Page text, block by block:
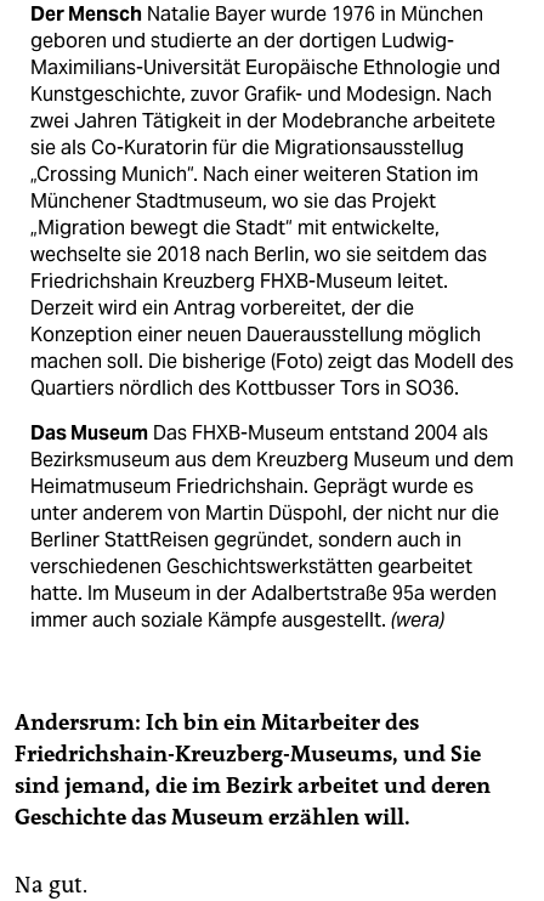
Der Mensch Natalie Bayer wurde 1976 in München
geboren und studierte an der dortigen Ludwig-
Maximilians-Universität Europäische Ethnologie und
Kunstgeschichte, zuvor Grafik- und Modesign. Nach
zwei Jahren Tätigkeit in der Modebranche arbeitete
sie als Co-Kuratorin für die Migrationsausstellug
„Crossing Munich“. Nach einer weiteren Station im
Münchener Stadtmuseum, wo sie das Projekt
„Migration bewegt die Stadt“ mit entwickelte,
wechselte sie 2018 nach Berlin, wo sie seitdem das
Friedrichshain Kreuzberg FHXB-Museum leitet.
Derzeit wird ein Antrag vorbereitet, der die
Konzeption einer neuen Dauerausstellung möglich
machen soll. Die bisherige (Foto) zeigt das Modell des
Quartiers nördlich des Kottbusser Tors in SO36.
Das Museum Das FHXB-Museum entstand 2004 als
Bezirksmuseum aus dem Kreuzberg Museum und dem
Heimatmuseum Friedrichshain. Geprägt wurde es
unter anderem von Martin Düspohl, der nicht nur die
Berliner StattReisen gegründet, sondern auch in
verschiedenen Geschichtswerkstätten gearbeitet
hatte. Im Museum in der Adalbertstraße 95a werden
immer auch soziale Kämpfe ausgestellt. (wera)
Andersrum: Ich bin ein Mitarbeiter des
Friedrichshain-Kreuzberg-Museums, und Sie
sind jemand, die im Bezirk arbeitet und deren
Geschichte das Museum erzählen will.
Na gut.